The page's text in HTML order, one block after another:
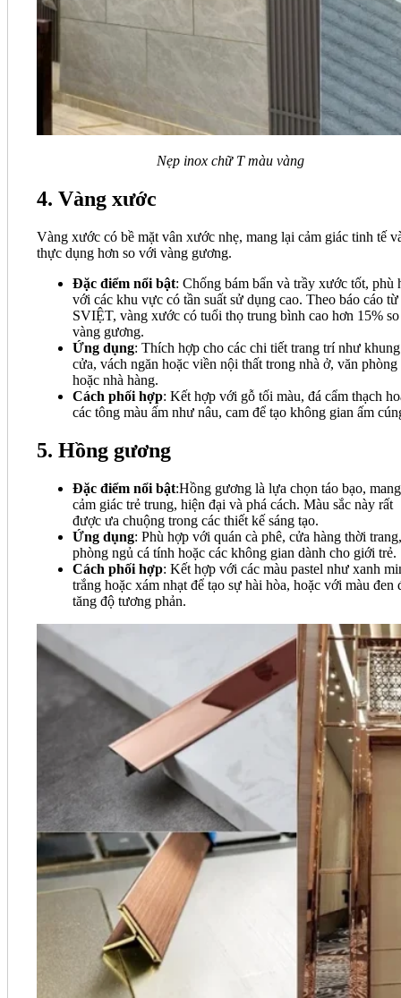
Nẹp inox chữ T màu vàng
4. Vàng xước
Vàng xước có bề mặt vân xước nhẹ, mang lại cảm giác tinh tế
thực dụng hơn so với vàng gương.
Đặc điểm nổi bật: Chống bám bẩn và trầy xước tốt, phù
với các khu vực có tần suất sử dụng cao. Theo báo cáo từ
SVIỆT, vàng xước có tuổi thọ trung bình cao hơn 15%
vàng gương.
Ứng dụng: Thích hợp cho các chi tiết trang trí như khung
cửa, vách ngăn hoặc viền nội thất trong nhà ở, văn phòng
hoặc nhà hàng.
Cách phối hợp: Kết hợp với gỗ tối màu, đá cẩm thạch
các tông màu ấm như nâu, cam để tạo không gian ấm
5. Hồng gương
Đặc điểm nổi bật:Hồng gương là lựa chọn táo bạo,
cảm giác trẻ trung, hiện đại và phá cách. Màu sắc này rất
được ưa chuộng trong các thiết kế sáng tạo.
Ứng dụng: Phù hợp với quán cà phê, cửa hàng thời trang,
phòng ngủ cá tính hoặc các không gian dành cho giới trẻ.
Cách phối hợp: Kết hợp với các màu pastel như xanh
trắng hoặc xám nhạt để tạo sự hài hòa, hoặc với màu đen
tăng độ tương phản.